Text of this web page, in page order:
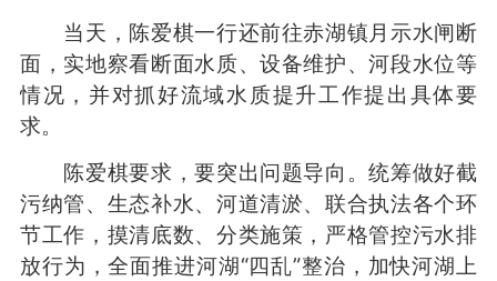
当天，陈爱棋一行还前往赤湖镇月示水闸断
面，实地察看断面水质、设备维护、河段水位等
情况，并对抓好流域水质提升工作提出具体要
求。
陈爱棋要求，要突出问题导向。统筹做好截
污纳管、生态补水、河道清淤、联合执法各个环
节工作，摸清底数、分类施策，严格管控污水排
放行为，全面推进河湖“四乱”整治，加快河湖上